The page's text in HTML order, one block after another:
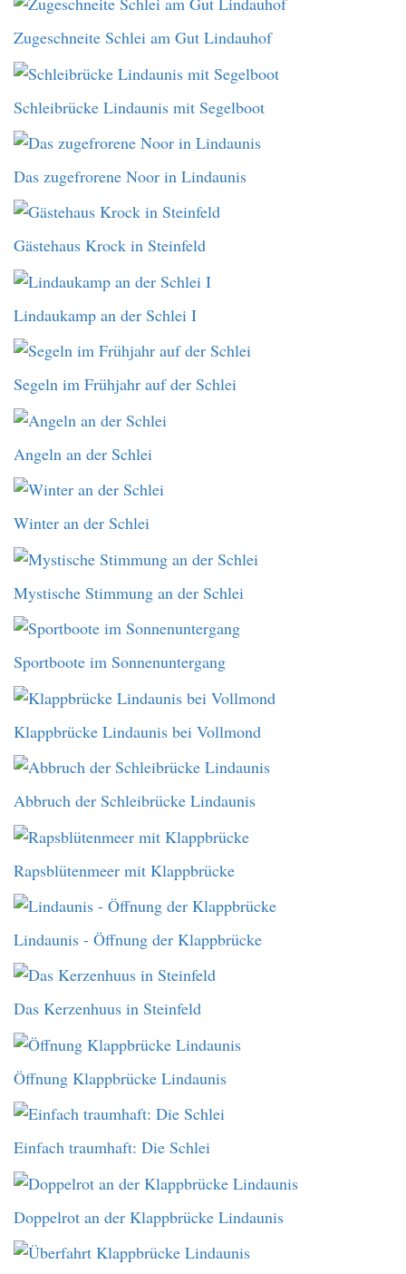
Zugeschneite Schlei am Gut Lindauhof
Schleibrücke Lindaunis mit Segelboot
Das zugefrorene Noor in Lindaunis
Gästehaus Krock in Steinfeld
Lindaukamp an der Schlei I
Segeln im Frühjahr auf der Schlei
Angeln an der Schlei
Winter an der Schlei
Mystische Stimmung an der Schlei
Sportboote im Sonnenuntergang
Klappbrücke Lindaunis bei Vollmond
Abbruch der Schleibrücke Lindaunis
Rapsblütenmeer mit Klappbrücke
Lindaunis - Öffnung der Klappbrücke
Das Kerzenhuus in Steinfeld
Öffnung Klappbrücke Lindaunis
Einfach traumhaft: Die Schlei
Doppelrot an der Klappbrücke Lindaunis